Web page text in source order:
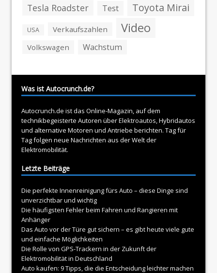
Tesla Roadster
Test Toyota Mirai
USA Verkaufszahlen Video
Volkswagen Wachstum
Was ist Autocrunch.de?
Autocrunch.de ist das Online-Magazin, auf dem
technikbegeisterte Autoren überElektroautos, Hybridautos
und alternative Motoren und Antriebe berichten. Tag für
Tag folgen neue Nachrichten aus der Welt der
Elektromobilität.
Letzte Beiträge
Die perfekte Innenreinigung fürs Auto – diese Dinge sind
unverzichtbar und wichtig
Die häufigsten Fehler beim Fahren und Rangieren mit
Anhänger
Das Auto vor der Türe gut sichern – es gibt heute viele gute
und einfache Möglichkeiten
Die Rolle von GPS-Trackern in der Zukunft der
Elektromobilität in Deutschland
Auto kaufen: 9 Tipps, die die Entscheidung leichter machen